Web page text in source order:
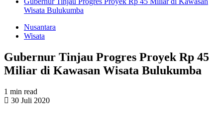
Wisata Bulukumba
Nusantara
Wisata
Gubernur Tinjau Progres Proyek Rp 45
Miliar di Kawasan Wisata Bulukumba
1 min read
30 Juli 2020